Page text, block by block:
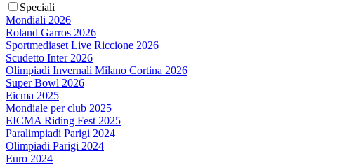
Speciali
Mondiali 2026
Roland Garros 2026
Sportmediaset Live Riccione 2026
Scudetto Inter 2026
Olimpiadi Invernali Milano Cortina 2026
Super Bowl 2026
Eicma 2025
Mondiale per club 2025
EICMA Riding Fest 2025
Paralimpiadi Parigi 2024
Olimpiadi Parigi 2024
Euro 2024